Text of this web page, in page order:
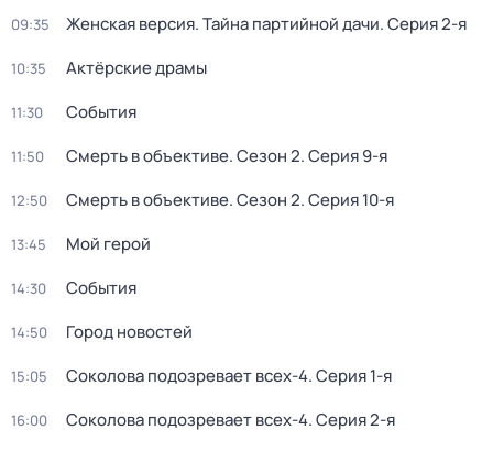
09:35 Женская версия. Тайна партийной дачи. Серия 2-я
10:35 Актёрские драмы
11:30 События
11:50 Смерть в объективе. Сезон 2. Серия 9-я
12:50 Смерть в объективе. Сезон 2. Серия 10-я
13:45 Мой герой
14:30 События
14:50 Город новостей
15:05 Соколова подозревает всех-4. Серия 1-я
16:00 Соколова подозревает всех-4. Серия 2-я